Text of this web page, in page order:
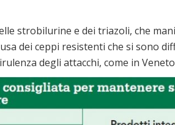
strobilurine e dei triazoli, che
dei ceppi resistenti che si sono
degli attacchi, come in